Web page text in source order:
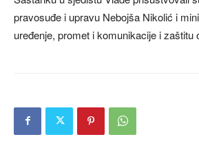
pravosuđe i upravu Nebojša Nikolić i
uređenje, promet i komunikacije i zaštitu